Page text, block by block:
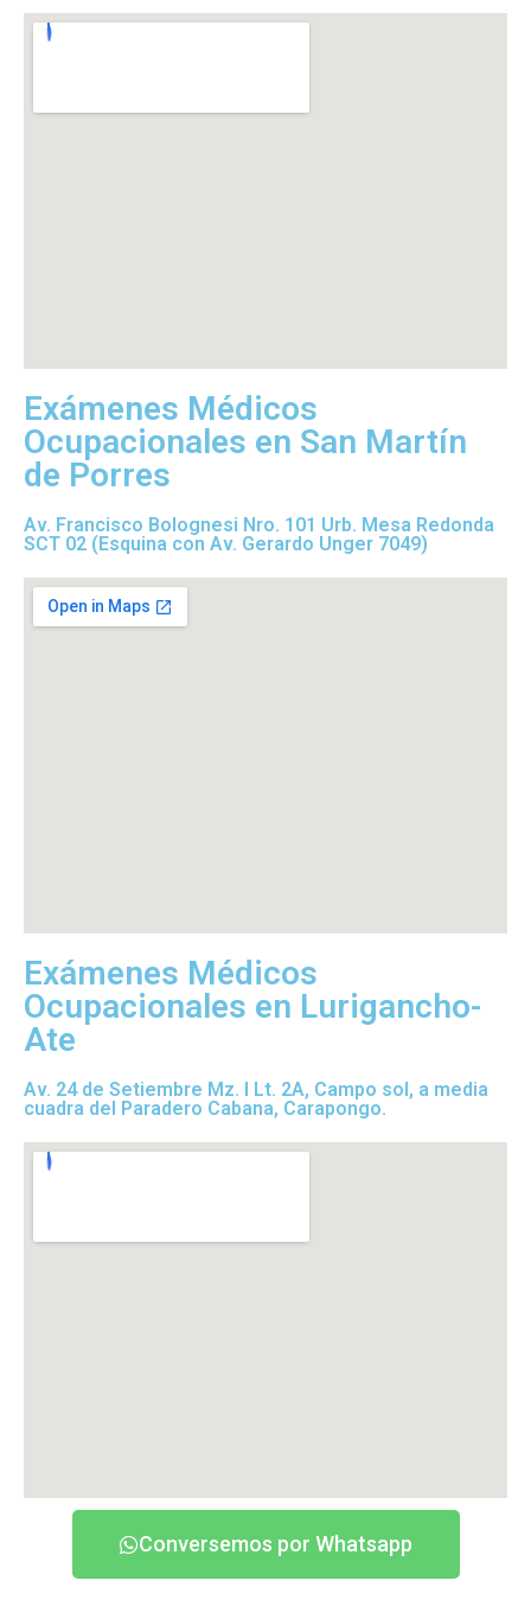
Exámenes Médicos
Ocupacionales en San Martín
de Porres
Av. Francisco Bolognesi Nro. 101 Urb. Mesa Redonda
SCT 02 (Esquina con Av. Gerardo Unger 7049)
Exámenes Médicos
Ocupacionales en Lurigancho-
Ate
Av. 24 de Setiembre Mz. I Lt. 2A, Campo sol, a media
cuadra del Paradero Cabana, Carapongo.
Conversemos por Whatsapp